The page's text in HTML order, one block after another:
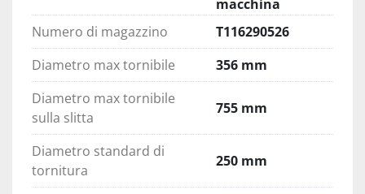
macchina
Numero di magazzino
T116290526
Diametro max tornibile
356 mm
Diametro max tornibile
sulla slitta
755 mm
Diametro standard di
tornitura
250 mm